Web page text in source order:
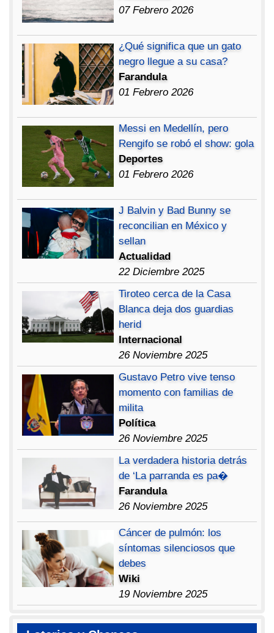
07 Febrero 2026
¿Qué significa que un gato
negro llegue a su casa?
Farandula
01 Febrero 2026
Messi en Medellín, pero
Rengifo se robó el show: gola
Deportes
01 Febrero 2026
J Balvin y Bad Bunny se
reconcilian en México y
sellan
Actualidad
22 Diciembre 2025
Tiroteo cerca de la Casa
Blanca deja dos guardias
herid
Internacional
26 Noviembre 2025
Gustavo Petro vive tenso
momento con familias de
milita
Política
26 Noviembre 2025
La verdadera historia detrás
de ‘La parranda es pa�
Farandula
26 Noviembre 2025
Cáncer de pulmón: los
síntomas silenciosos que
debes
Wiki
19 Noviembre 2025